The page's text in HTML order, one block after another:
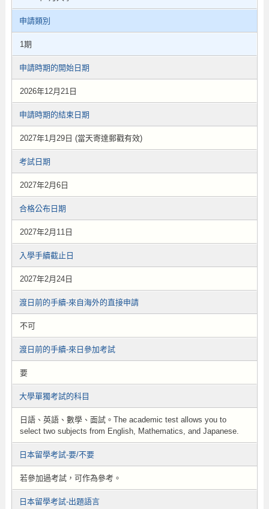
申請類別
1期
申請時期的開始日期
2026年12月21日
申請時期的結束日期
2027年1月29日 (當天寄達郵戳有效)
考試日期
2027年2月6日
合格公布日期
2027年2月11日
入學手續截止日
2027年2月24日
渡日前的手續-來自海外的直接申請
不可
渡日前的手續-來日參加考試
要
大學單獨考試的科目
日語、英語、數學、面試。The academic test allows you to
select two subjects from English, Mathematics, and Japanese.
日本留學考試-要/不要
若參加過考試，可作為參考。
日本留學考試-出題語言